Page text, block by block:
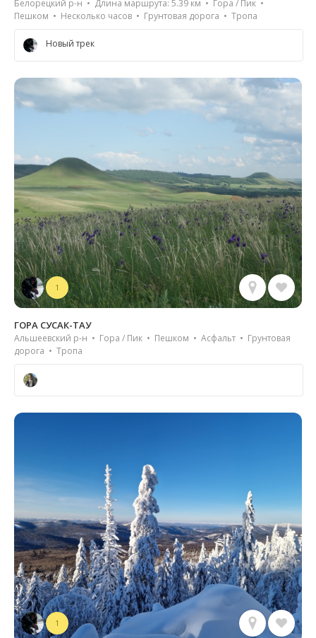
Белорецкий р-н • Длина маршрута: 5.39 км • Гора / Пик •
Пешком • Несколько часов • Грунтовая дорога • Тропа
Новый трек
1
ГОРА СУСАК-ТАУ
Альшеевский р-н • Гора / Пик • Пешком • Асфальт • Грунтовая
дорога • Тропа
1